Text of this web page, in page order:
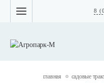
8
главная садовые